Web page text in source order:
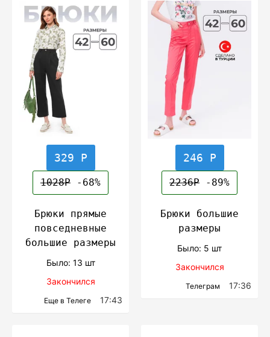
329 Р
1028Р -68%
Брюки прямые
повседневные
большие размеры
Было: 13 шт
Закончился
Еще в Телеге 17:43
246 Р
2236Р -89%
Брюки большие
размеры
Было: 5 шт
Закончился
Телеграм 17:36